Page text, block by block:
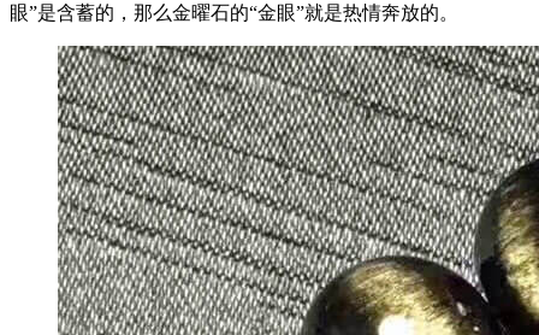
眼”是含蓄的，那么金曜石的“金眼”就是热情奔放的。